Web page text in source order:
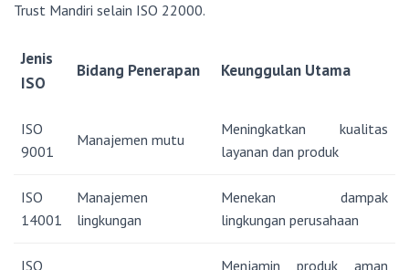
Trust Mandiri selain ISO 22000.
Jenis
ISO
Bidang Penerapan Keunggulan Utama
ISO
9001
Manajemen mutu
Meningkatkan kualitas
layanan dan produk
ISO
14001
Manajemen
lingkungan
Menekan dampak
lingkungan perusahaan
ISO Menjamin produk aman